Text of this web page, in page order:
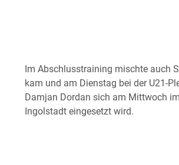
Im Abschlusstraining mischte auch
kam und am Dienstag bei der U21-
Damjan Dordan sich am Mittwoch
Ingolstadt eingesetzt wird.